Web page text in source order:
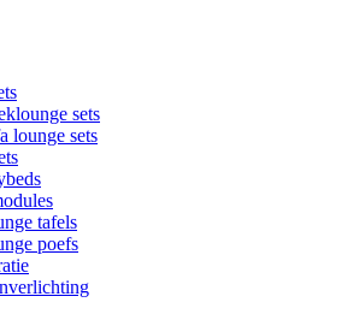
sets
lounge sets
tafels
poefs